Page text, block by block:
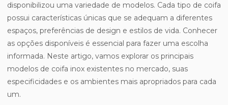
disponibilizou uma variedade de modelos. Cada tipo de coifa
possui características únicas que se adequam a diferentes
espaços, preferências de design e estilos de vida. Conhecer
as opções disponíveis é essencial para fazer uma escolha
informada. Neste artigo, vamos explorar os principais
modelos de coifa inox existentes no mercado, suas
especificidades e os ambientes mais apropriados para cada
um.